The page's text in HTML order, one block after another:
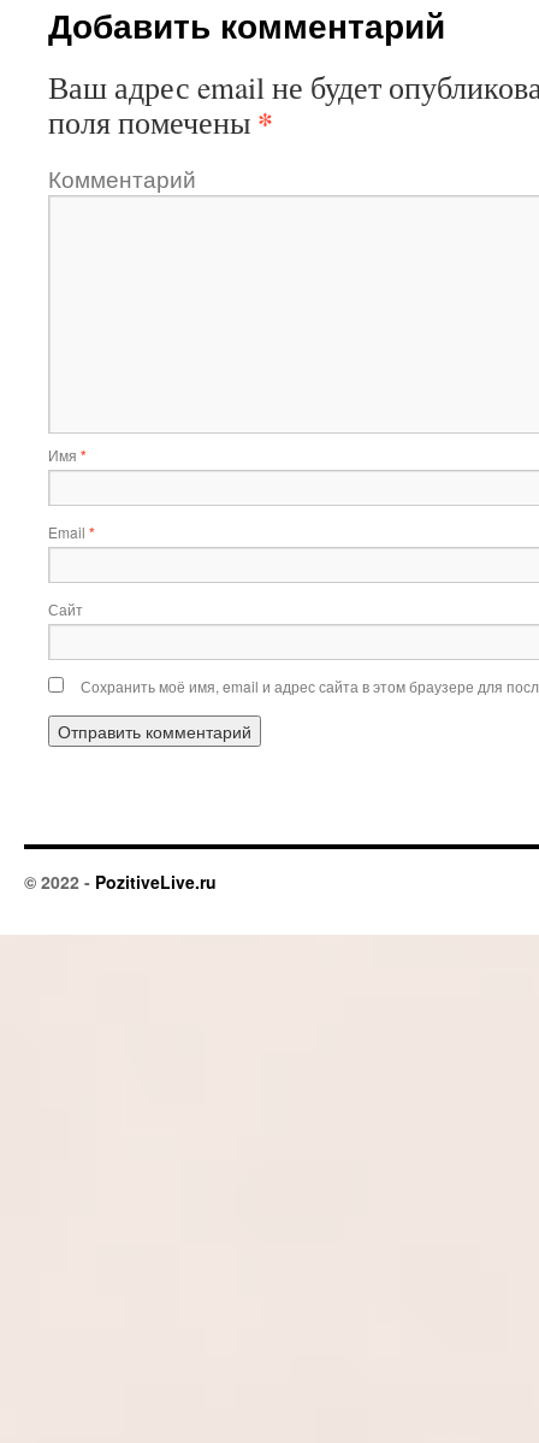
Добавить комментарий
Ваш адрес email не будет
поля помечены *
Комментарий
Имя *
Email *
Сайт
Сохранить моё имя, email и адрес сайта в этом браузере для
© 2022 - PozitiveLive.ru